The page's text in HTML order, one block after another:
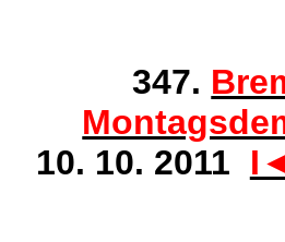
347.
10. 10. 2011